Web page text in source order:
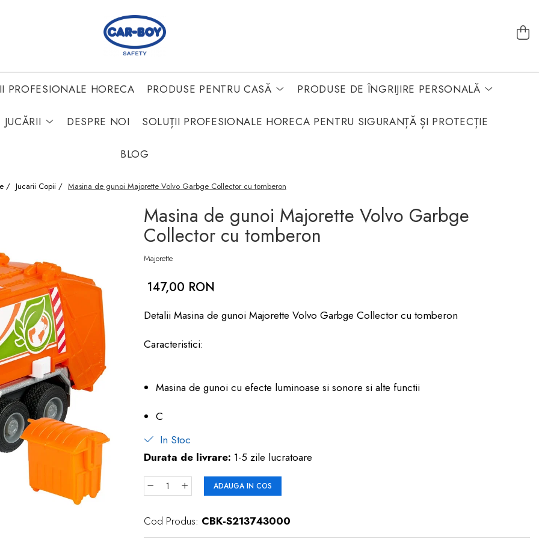
PROFESIONALE HORECA PRODUSE PENTRU CASĂ PRODUSE DE ÎNGRIJIRE PERSONALĂ
JUCĂRII DESPRE NOI SOLUȚII PROFESIONALE HORECA PENTRU SIGURANȚĂ ȘI PROTECȚIE
BLOG
/ Jucarii Copii / Masina de gunoi Majorette Volvo Garbge Collector cu tomberon
Masina de gunoi Majorette Volvo Garbge
Collector cu tomberon
Majorette
147,00 RON
Detalii Masina de gunoi Majorette Volvo Garbge Collector cu tomberon
Caracteristici:
Masina de gunoi cu efecte luminoase si sonore si alte functii
C
In Stoc
Durata de livrare: 1-5 zile lucratoare
ADAUGA IN COS
Cod Produs: CBK-S213743000